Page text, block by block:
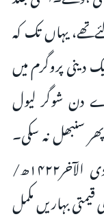
یہاں تک کہ
پروگرم میں
دن شوگر لیول
سنبھل نہ سکی۔
بالآخر علم وعمل کا یہ آفتاب۲۲؍ جمادی الآخر۱۴۲۲ھ/
زندگی کی قیمتی بہاریں مکمل